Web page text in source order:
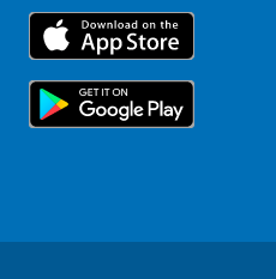
Trainers en begeleiders
Topsporters
Voor de pers